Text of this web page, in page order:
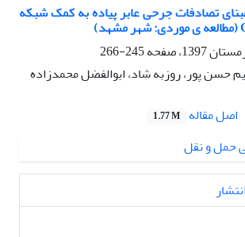
تصادفات جرحی عابر پیاده به کمک شبکه
245-266
حسن پور، روزبه شاد، ابوالفضل محمدزاده
اصل مقاله 1.77 M